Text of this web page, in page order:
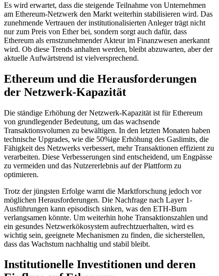
Es wird erwartet, dass die steigende Teilnahme von Unternehmen
am Ethereum-Netzwerk den Markt weiterhin stabilisieren wird. Das
zunehmende Vertrauen der institutionalisierten Anleger trägt nicht
nur zum Preis von Ether bei, sondern sorgt auch dafür, dass
Ethereum als ernstzunehmender Akteur im Finanzwesen anerkannt
wird. Ob diese Trends anhalten werden, bleibt abzuwarten, aber der
aktuelle Aufwärtstrend ist vielversprechend.
Ethereum und die Herausforderungen
der Netzwerk-Kapazität
Die ständige Erhöhung der Netzwerk-Kapazität ist für Ethereum
von grundlegender Bedeutung, um das wachsende
Transaktionsvolumen zu bewältigen. In den letzten Monaten haben
technische Upgrades, wie die 50%ige Erhöhung des Gaslimits, die
Fähigkeit des Netzwerks verbessert, mehr Transaktionen effizient zu
verarbeiten. Diese Verbesserungen sind entscheidend, um Engpässe
zu vermeiden und das Nutzererlebnis auf der Plattform zu
optimieren.
Trotz der jüngsten Erfolge warnt die Marktforschung jedoch vor
möglichen Herausforderungen. Die Nachfrage nach Layer 1-
Ausführungen kann episodisch sinken, was den ETH-Burn
verlangsamen könnte. Um weiterhin hohe Transaktionszahlen und
ein gesundes Netzwerkökosystem aufrechtzuerhalten, wird es
wichtig sein, geeignete Mechanismen zu finden, die sicherstellen,
dass das Wachstum nachhaltig und stabil bleibt.
Institutionelle Investitionen und deren